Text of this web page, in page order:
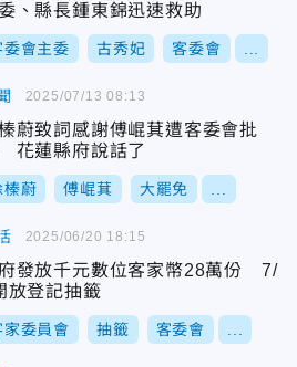
、縣長鍾東錦迅速救助
委會主委 古秀妃 客委會
蔚致詞感謝傅崐萁遭客委會批
花蓮縣府說話了
榛蔚 傅崐萁 大罷免
2025/07/13 08:13
發放千元數位客家幣28萬份 7/
放登記抽籤
家委員會 抽籤 客委會
2025/06/20 18:15